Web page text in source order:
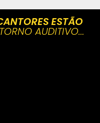
ESTÃO
AUDITIVO...